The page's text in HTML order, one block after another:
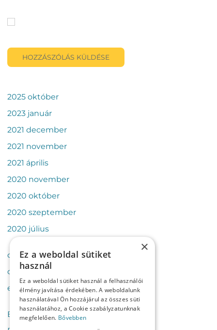
HOZZÁSZÓLÁS KÜLDÉSE
2025 október
2023 január
2021 december
2021 november
2021 április
2020 november
2020 október
2020 szeptember
2020 július
cikkek
csapat
esettanulmányok
Bejelentkezés
×
Ez a weboldal sütiket
használ
Ez a weboldal sütiket használ a felhasználói
élmény javítása érdekében. A weboldalunk
használatával Ön hozzájárul az összes süti
használatához, a Cookie szabályzatunknak
megfelelően. Bővebben